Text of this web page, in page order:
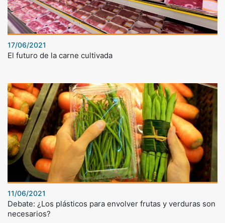
17/06/2021
El futuro de la carne cultivada
11/06/2021
Debate: ¿Los plásticos para envolver frutas y verduras son
necesarios?